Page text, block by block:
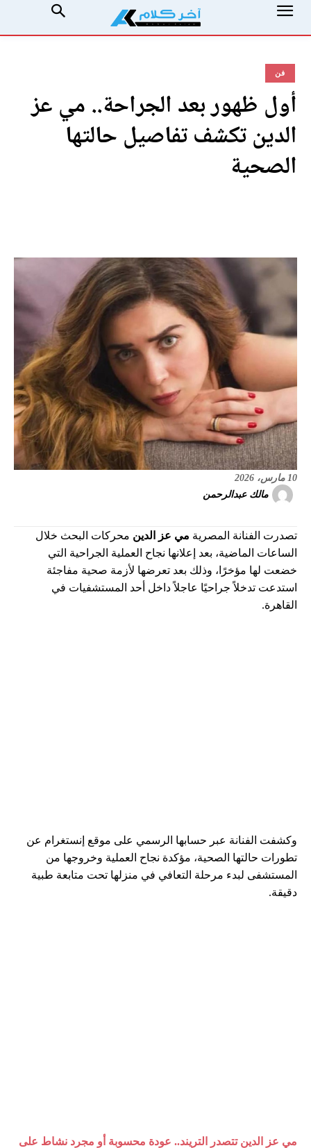
فن
أول ظهور بعد الجراحة.. مي عز
الدين تكشف تفاصيل حالتها
الصحية
10 مارس، 2026
مالك عبدالرحمن
تصدرت الفنانة المصرية مي عز الدين محركات البحث خلال
الساعات الماضية، بعد إعلانها نجاح العملية الجراحية التي
خضعت لها مؤخرًا، وذلك بعد تعرضها لأزمة صحية مفاجئة
استدعت تدخلاً جراحيًا عاجلاً داخل أحد المستشفيات في
القاهرة.
وكشفت الفنانة عبر حسابها الرسمي على موقع إنستغرام عن
تطورات حالتها الصحية، مؤكدة نجاح العملية وخروجها من
المستشفى لبدء مرحلة التعافي في منزلها تحت متابعة طبية
دقيقة.
مي عز الدين تتصدر التريند.. عودة محسوبة أو مجرد نشاط على